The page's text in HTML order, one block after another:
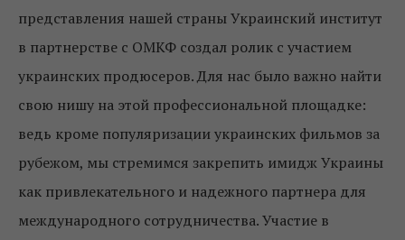
представления нашей страны Украинский институт
в партнерстве с ОМКФ создал ролик с участием
украинских продюсеров. Для нас было важно найти
свою нишу на этой профессиональной площадке:
ведь кроме популяризации украинских фильмов за
рубежом, мы стремимся закрепить имидж Украины
как привлекательного и надежного партнера для
международного сотрудничества. Участие в